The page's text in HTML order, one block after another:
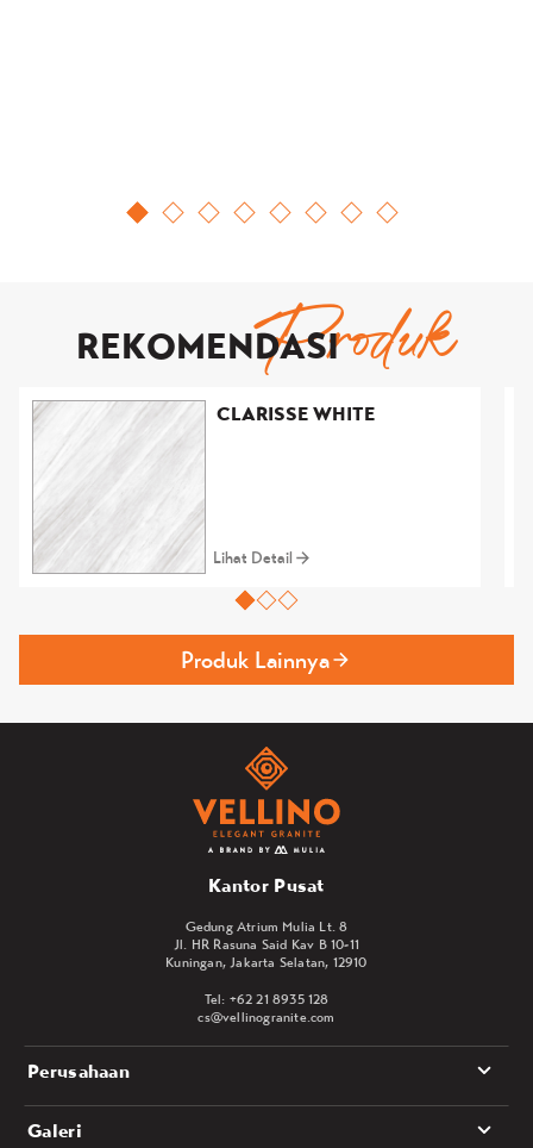
REKOMENDASIProduk
CLARISSE WHITE
Lihat Detail
Produk Lainnya
Kantor Pusat
Gedung Atrium Mulia Lt. 8
Jl. HR Rasuna Said Kav B 10-11
Kuningan, Jakarta Selatan, 12910
Tel: +62 21 8935 128
cs@vellinogranite.com
Perusahaan
Galeri